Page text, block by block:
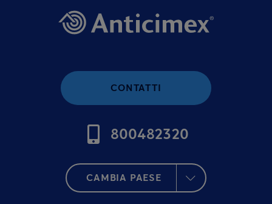
CONTATTI
800482320
CAMBIA PAESE